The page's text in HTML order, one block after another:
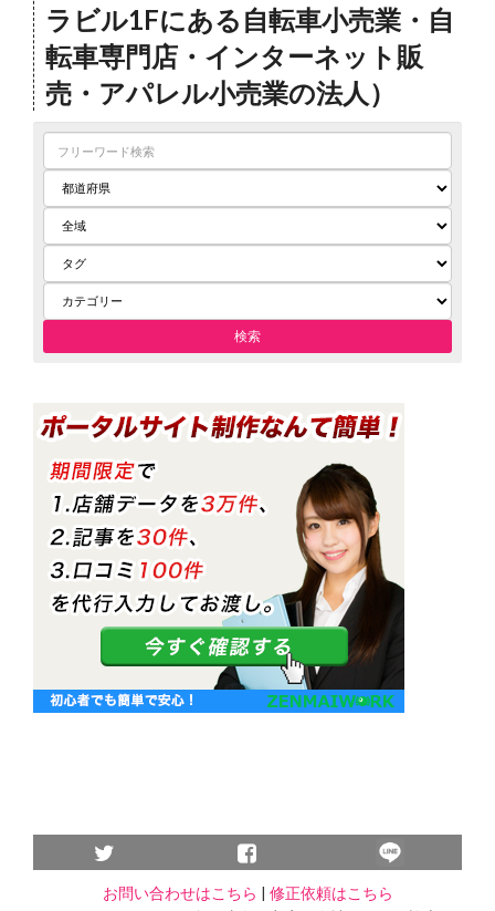
ラビル1Fにある自転車小売業・自
転車専門店・インターネット販
売・アパレル小売業の法人）
お問い合わせはこちら | 修正依頼はこちら